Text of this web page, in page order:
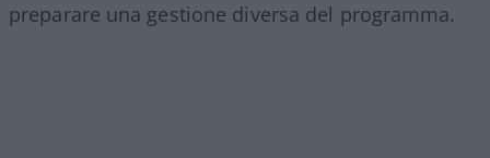
preparare una gestione diversa del programma.